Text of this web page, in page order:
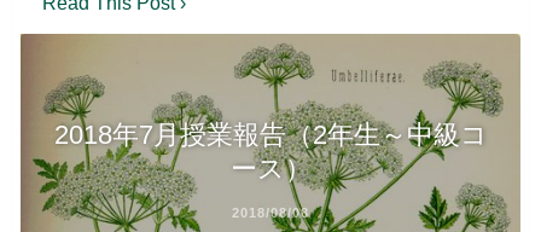
2018年7月授業報告（2年生～中級コ
ース）
2018/08/08